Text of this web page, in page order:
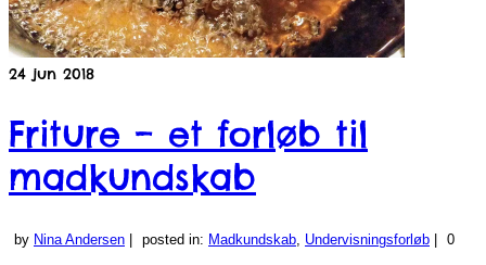
24 jun 2018
Friture – et forløb til
madkundskab
by Nina Andersen posted in: Madkundskab, Undervisningsforløb 0